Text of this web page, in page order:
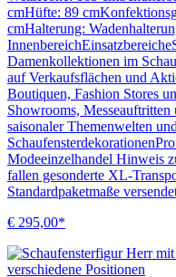
cmHüfte: 89
cmHalterung:
Damenkollektionen im
auf Verkaufsflächen und
Boutiquen, Fashion Stores
Showrooms,
saisonaler Themenwelten und
Modeeinzelhandel Hinweis
fallen gesonderte XL-
Standardpaketmaße
€ 295,00*